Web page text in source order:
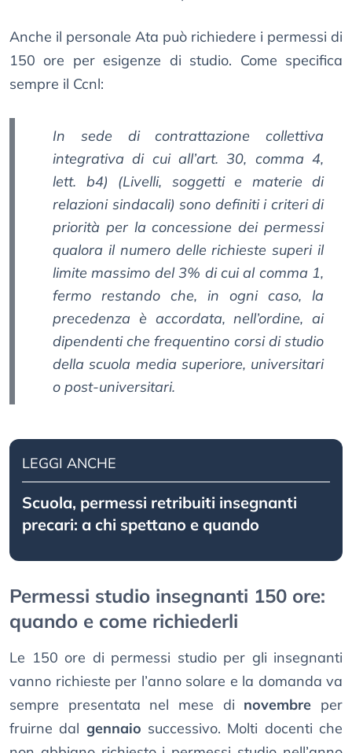
Anche il personale Ata può richiedere i permessi di
150 ore per esigenze di studio. Come specifica
sempre il Ccnl:
In sede di contrattazione collettiva
integrativa di cui all’art. 30, comma 4,
lett. b4) (Livelli, soggetti e materie di
relazioni sindacali) sono definiti i criteri di
priorità per la concessione dei permessi
qualora il numero delle richieste superi il
limite massimo del 3% di cui al comma 1,
fermo restando che, in ogni caso, la
precedenza è accordata, nell’ordine, ai
dipendenti che frequentino corsi di studio
della scuola media superiore, universitari
o post-universitari.
LEGGI ANCHE
Scuola, permessi retribuiti insegnanti
precari: a chi spettano e quando
Permessi studio insegnanti 150 ore:
quando e come richiederli
Le 150 ore di permessi studio per gli insegnanti
vanno richieste per l’anno solare e la domanda va
sempre presentata nel mese di novembre per
fruirne dal gennaio successivo. Molti docenti che